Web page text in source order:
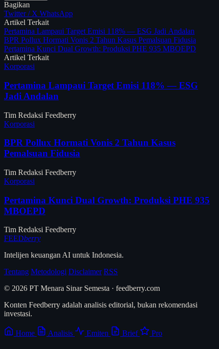
Bagikan
Twitter / X WhatsApp
Artikel Terkait
Pertamina Lampaui Target Emisi 118% — ESG Jadi Andalan
BPR Pollux Hormati Vonis 2 Tahun Kasus Pemalsuan Fidusia
Pertamina Kunci Dual Growth: Produksi PHE 935 MBOEPD
Artikel Terkait
Korporasi
Pertamina Lampaui Target Emisi 118% — ESG
Jadi Andalan
Tim Redaksi Feedberry
Korporasi
BPR Pollux Hormati Vonis 2 Tahun Kasus
Pemalsuan Fidusia
Tim Redaksi Feedberry
Korporasi
Pertamina Kunci Dual Growth: Produksi PHE 935
MBOEPD
Tim Redaksi Feedberry
FEEDberry
Intelijen keuangan AI untuk Indonesia.
Tentang Metodologi Disclaimer RSS
© 2026 PT Menara Sinar Semesta · feedberry.com
Konten Feedberry adalah analisis editorial, bukan rekomendasi
investasi.
Home Analisis Emiten Brief Pro